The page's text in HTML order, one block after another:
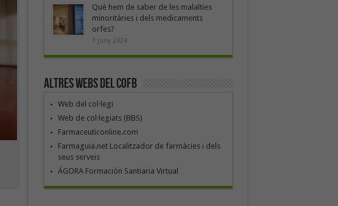
Què hem de saber de les malalties
minoritàries i dels medicaments
orfes?
3 juny 2024
Altres webs del COFB
Web del col·legi
Web de col·legiats (BBS)
Farmaceuticonline.com
Farmaguia.net Localitzador de farmàcies i dels
seus serveis
ÁGORA Formación Santiaria Virtual